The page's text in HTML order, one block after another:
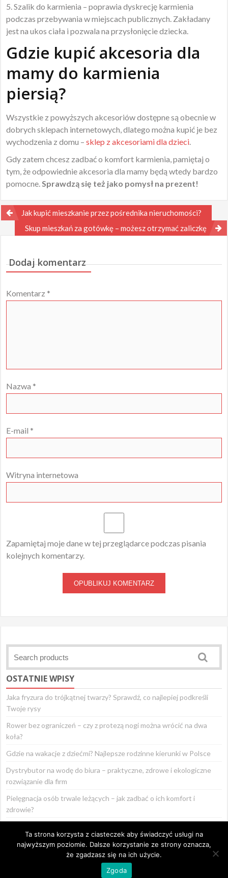
5. Szalik do karmienia – poprawia dyskrecję karmienia
podczas przebywania w miejscach publicznych. Zakładany
jest na ukos ciała i pozwala na przysłonięcie dziecka.
Gdzie kupić akcesoria dla
mamy do karmienia
piersią?
Wszystkie z powyższych akcesoriów dostępne są obecnie w
dobrych sklepach internetowych, dlatego można kupić je bez
wychodzenia z domu –sklep z akcesoriami dla dzieci.
Gdy zatem chcesz zadbać o komfort karmienia, pamiętaj o
tym, że odpowiednie akcesoria dla mamy będą wtedy bardzo
pomocne.Sprawdzą się też jako pomysł na prezent!
Nawigacja
wpisu
Jak kupić mieszkanie przez pośrednika nieruchomości?
Skup mieszkań za gotówkę – możesz otrzymać zaliczkę
Dodaj komentarz
Komentarz *
Nazwa *
E-mail *
Witryna internetowa
Zapamiętaj moje dane w tej przeglądarce podczas pisania
kolejnych komentarzy.
OSTATNIE WPISY
Jaka fryzura do trójkątnej twarzy? Sprawdź, co najlepiej podkreśli
Twoje rysy
Rower bez ograniczeń – czy z protezą nogi można wrócić na dwa
koła?
Gdzie na wakacje z dziećmi? Najlepsze rodzinne kierunki w Polsce
Dystrybutor na wodę do biura – praktyczne, zdrowe i ekologiczne
rozwiązanie dla firm
Pielęgnacja osób trwale leżących – jak zadbać o ich komfort i
zdrowie?
© 2026 Wilkowyja - WordPress Theme :
Ta strona korzysta z ciasteczek aby świadczyć usługi na
najwyższym poziomie. Dalsze korzystanie ze strony oznacza,
że zgadzasz się na ich użycie.
Zgoda